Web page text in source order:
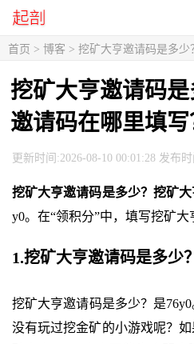
首页 > 博客 > 挖矿大亨邀请码是多少
挖矿大亨邀请码
邀请码在哪里填写
更新时间:2026-08-10 00:01:28 发布
挖矿大亨邀请码是多少？挖矿大
y0。在“领积分”中，填写挖矿大
1.挖矿大亨邀请码是多少？
挖矿大亨邀请码是多少？是
没有玩过挖金矿的小游戏呢？